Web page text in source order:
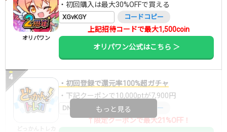
オリパワン
・初回購入は最大30%OFFで買える
XGvKGY コードコピー
上記招待コードで最大1,500coin
オリパワン公式はこちら ＞
・初回登録で還元率100%超ガチャ
・下記クーポンで10,000ptが7,900円
DNGBIF4X コードコピー
↑限定クーポンで最大21%OFF！
もっと見る